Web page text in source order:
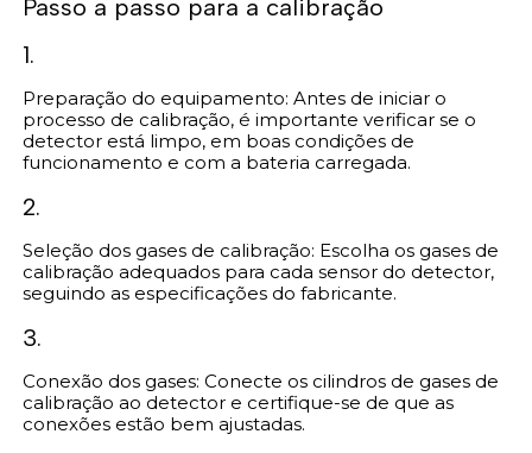
Passo a passo para a calibração
1.
Preparação do equipamento: Antes de iniciar o
processo de calibração, é importante verificar se o
detector está limpo, em boas condições de
funcionamento e com a bateria carregada.
2.
Seleção dos gases de calibração: Escolha os gases de
calibração adequados para cada sensor do detector,
seguindo as especificações do fabricante.
3.
Conexão dos gases: Conecte os cilindros de gases de
calibração ao detector e certifique-se de que as
conexões estão bem ajustadas.